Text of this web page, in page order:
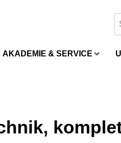
AKADEMIE & SERVICE